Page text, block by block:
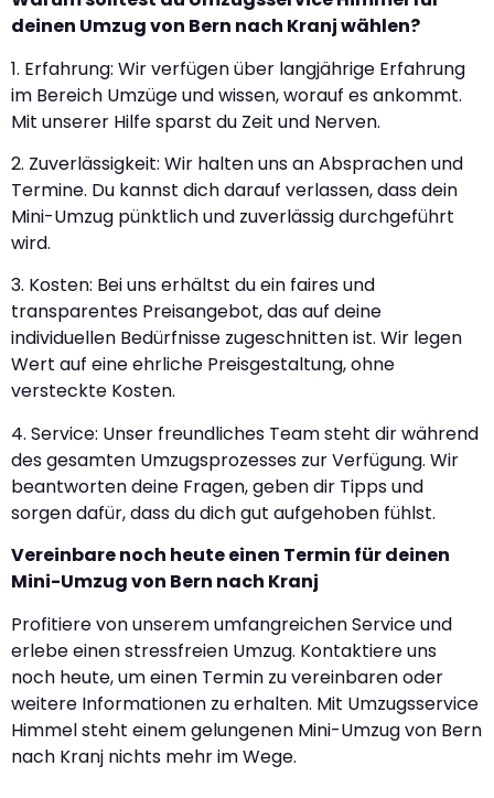
deinen Umzug von Bern nach Kranj wählen?
1. Erfahrung: Wir verfügen über langjährige Erfahrung
im Bereich Umzüge und wissen, worauf es ankommt.
Mit unserer Hilfe sparst du Zeit und Nerven.
2. Zuverlässigkeit: Wir halten uns an Absprachen und
Termine. Du kannst dich darauf verlassen, dass dein
Mini-Umzug pünktlich und zuverlässig durchgeführt
wird.
3. Kosten: Bei uns erhältst du ein faires und
transparentes Preisangebot, das auf deine
individuellen Bedürfnisse zugeschnitten ist. Wir legen
Wert auf eine ehrliche Preisgestaltung, ohne
versteckte Kosten.
4. Service: Unser freundliches Team steht dir während
des gesamten Umzugsprozesses zur Verfügung. Wir
beantworten deine Fragen, geben dir Tipps und
sorgen dafür, dass du dich gut aufgehoben fühlst.
Vereinbare noch heute einen Termin für deinen
Mini-Umzug von Bern nach Kranj
Profitiere von unserem umfangreichen Service und
erlebe einen stressfreien Umzug. Kontaktiere uns
noch heute, um einen Termin zu vereinbaren oder
weitere Informationen zu erhalten. Mit Umzugsservice
Himmel steht einem gelungenen Mini-Umzug von Bern
nach Kranj nichts mehr im Wege.